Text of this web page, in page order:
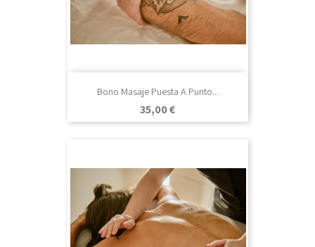
Bono Masaje Puesta A Punto...
Precio
35,00 €